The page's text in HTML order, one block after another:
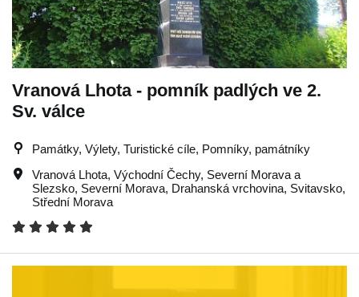
Vranová Lhota - pomník padlých ve 2.
Sv. válce
Památky, Výlety, Turistické cíle, Pomníky, památníky
Vranová Lhota, Východní Čechy, Severní Morava a
Slezsko, Severní Morava, Drahanská vrchovina, Svitavsko,
Střední Morava